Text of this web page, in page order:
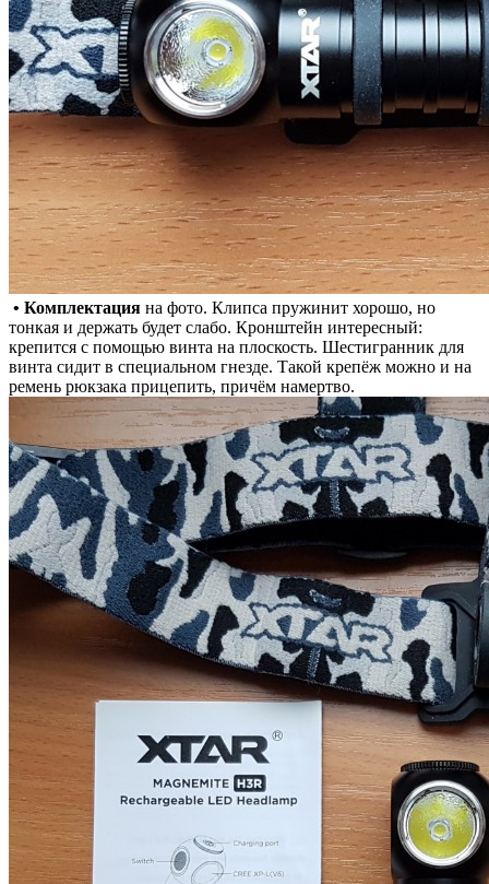
• Комплектация на фото. Клипса пружинит хорошо, но
тонкая и держать будет слабо. Кронштейн интересный:
крепится с помощью винта на​ плоскость. Шестигранник для
винта сидит в специальном гнезде. Такой крепёж можно и на
ремень рюкзака прицепить, причём намертво.